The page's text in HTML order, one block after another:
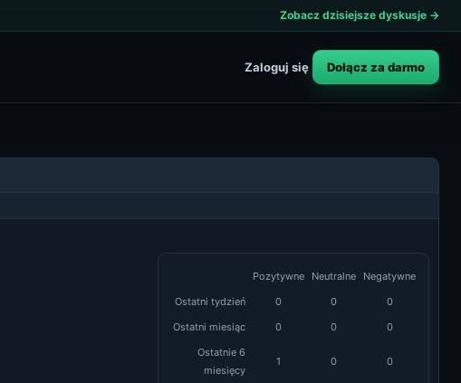
Zobacz dzisiejsze dyskusje →
Zaloguj się Dołącz za darmo
Pozytywne Neutralne
Negatywne
Ostatni tydzień
0 0
0
Ostatni miesiąc
0 0
0
Ostatnie 6
miesięcy
1 0 0